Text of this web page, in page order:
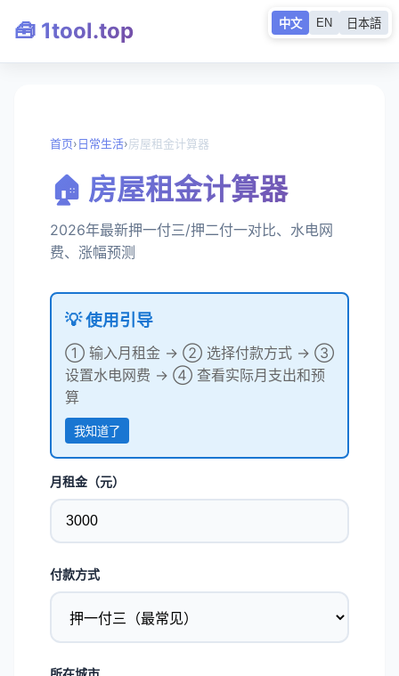
中文 EN 日本語
🧰 1tool.top
首页›日常生活›房屋租金计算器
🏠 房屋租金计算器
2026年最新押一付三/押二付一对比、水电网
费、涨幅预测
💡 使用引导
① 输入月租金 → ② 选择付款方式 → ③
设置水电网费 → ④ 查看实际月支出和预
算
我知道了
月租金（元）
付款方式